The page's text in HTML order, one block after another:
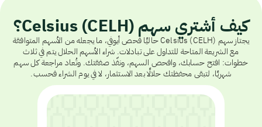
كيف أشتري سهم Celsius (CELH)؟
يجتاز سهم Celsius (CELH) حاليًا فحص أيوفي، ما يجعله من الأسهم المتوافقة
مع الشريعة المتاحة للتداول على تبادلات. شراء الأسهم الحلال يتم في ثلاث
خطوات: افتح حسابك، وافحص السهم، ونفّذ صفقتك. وتُعاد مراجعة كل سهم
شهريًا، لتبقى محفظتك حلالًا بعد الاستثمار، لا في يوم الشراء فحسب.